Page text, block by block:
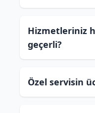
Hizmetleriniz
geçerli?
Özel servisin